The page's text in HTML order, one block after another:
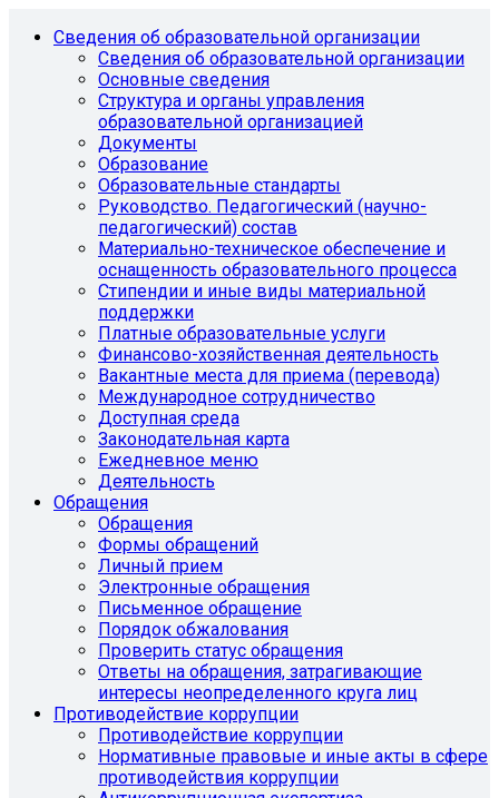
Сведения об образовательной организации
Сведения об образовательной организации
Основные сведения
Структура и органы управления
образовательной организацией
Документы
Образование
Образовательные стандарты
Руководство. Педагогический (научно-
педагогический) состав
Материально-техническое обеспечение и
оснащенность образовательного процесса
Стипендии и иные виды материальной
поддержки
Платные образовательные услуги
Финансово-хозяйственная деятельность
Вакантные места для приема (перевода)
Международное сотрудничество
Доступная среда
Законодательная карта
Ежедневное меню
Деятельность
Обращения
Обращения
Формы обращений
Личный прием
Электронные обращения
Письменное обращение
Порядок обжалования
Проверить статус обращения
Ответы на обращения, затрагивающие
интересы неопределенного круга лиц
Противодействие коррупции
Противодействие коррупции
Нормативные правовые и иные акты в сфере
противодействия коррупции